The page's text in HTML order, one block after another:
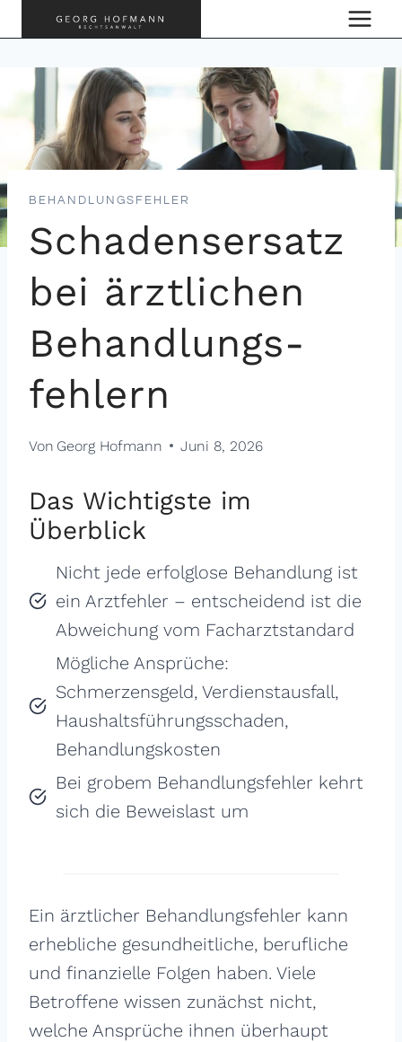
Inhalt
springen
BEHANDLUNGSFEHLER
Schadens­ersatz
bei ärztlichen
Behandlungs­
fehlern
Von Georg Hofmann Juni 8, 2026
Das Wichtigste im
Überblick
Nicht jede erfolglose Behandlung ist
ein Arztfehler – entscheidend ist die
Abweichung vom Facharzts­tandard
Mögliche Ansprüche:
Schmerzensgeld, Verdienst­ausfall,
Haushalts­führungs­schaden,
Behandlungs­kosten
Bei grobem Behandlungs­fehler kehrt
sich die Beweislast um
Ein ärztlicher Behandlungsfehler kann
erhebliche gesundheitliche, berufliche
und finanzielle Folgen haben. Viele
Betroffene wissen zunächst nicht,
welche Ansprüche ihnen überhaupt